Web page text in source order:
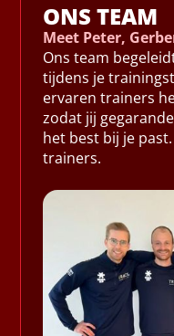
ONS TEAM
Meet Peter,
Ons team
tijdens je
ervaren trainers
zodat jij
het best bij je
trainers.